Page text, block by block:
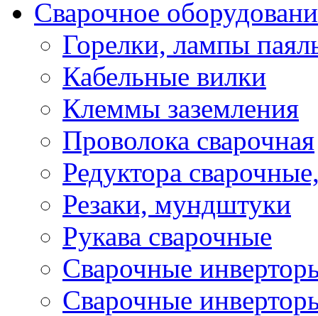
Сварочное
Горелки, лампы
Кабельные вилки
Клеммы заземления
Проволока сварочная
Редуктора
Резаки, мундштуки
Рукава сварочные
Сварочные
Сварочные